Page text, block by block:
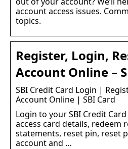
account access issues.
topics.
Register, Login,
Account Online –
SBI Credit Card Login |
Account Online | SBI Card
Login to your SBI Credit
access card details, redeem
statements, reset pin, reset
account and …